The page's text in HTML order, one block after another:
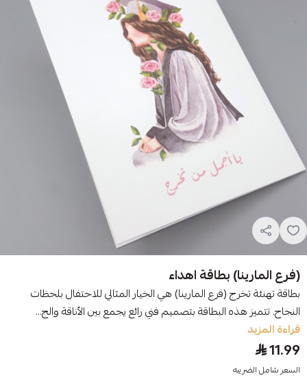
(فرع المارينا) بطاقة اهداء
بطاقة تهنئة تخرج (فرع المارينا) هي الخيار المثالي للاحتفال بلحظات
النجاح. تتميز هذه البطاقة بتصميم فني رائع يجمع بين الأناقة والج...
قراءة المزيد
11.99
السعر شامل الضريبه